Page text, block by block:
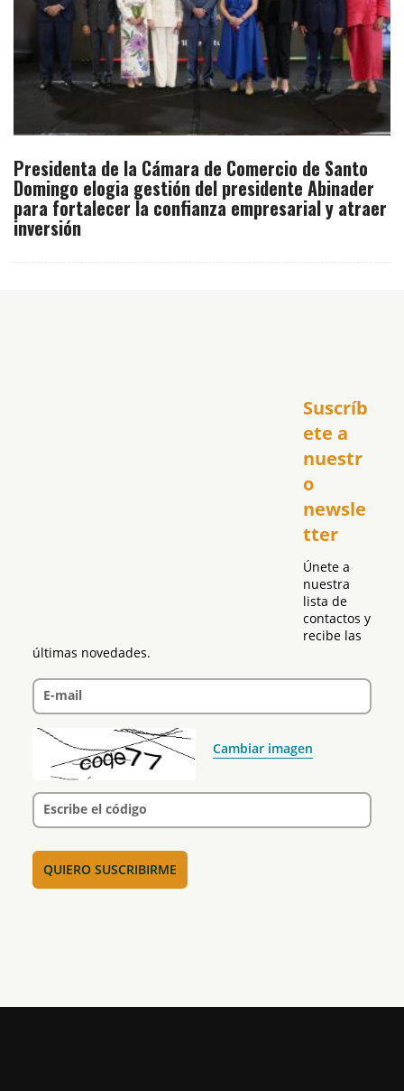
Presidenta de la Cámara de Comercio de Santo
Domingo elogia gestión del presidente Abinader
para fortalecer la confianza empresarial y atraer
inversión
Suscríb
ete a
nuestr
o
newsle
tter
Únete a
nuestra
lista de
contactos y
recibe las
últimas novedades.
E-mail
Cambiar imagen
Escribe el código